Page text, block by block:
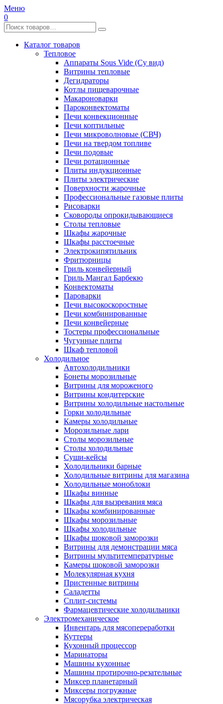
Меню
0
Каталог товаров
Тепловое
Аппараты Sous Vide (Су вид)
Витрины тепловые
Дегидраторы
Котлы пищеварочные
Макароноварки
Пароконвектоматы
Печи конвекционные
Печи коптильные
Печи микроволновые (СВЧ)
Печи на твердом топливе
Печи подовые
Печи ротационные
Плиты индукционные
Плиты электрические
Поверхности жарочные
Профессиональные газовые плиты
Рисоварки
Сковороды опрокидывающиеся
Столы тепловые
Шкафы жарочные
Шкафы расстоечные
Электрокипятильник
Фритюрницы
Гриль конвейерный
Гриль Мангал Барбекю
Конвектоматы
Пароварки
Печи высокоскоростные
Печи комбинированные
Печи конвейерные
Тостеры профессиональные
Чугунные плиты
Шкаф тепловой
Холодильное
Автохолодильники
Бонеты морозильные
Витрины для мороженого
Витрины кондитерские
Витрины холодильные настольные
Горки холодильные
Камеры холодильные
Морозильные лари
Столы морозильные
Столы холодильные
Суши-кейсы
Холодильники барные
Холодильные витрины для магазина
Холодильные моноблоки
Шкафы винные
Шкафы для вызревания мяса
Шкафы комбинированные
Шкафы морозильные
Шкафы холодильные
Шкафы шоковой заморозки
Витрины для демонстрации мяса
Витрины мультитемпературные
Камеры шоковой заморозки
Молекулярная кухня
Пристенные витрины
Саладетты
Сплит-системы
Фармацевтические холодильники
Электромеханическое
Инвентарь для мясопереработки
Куттеры
Кухонный процессор
Маринаторы
Машины кухонные
Машины протирочно-резательные
Миксер планетарный
Миксеры погружные
Мясорубка электрическая